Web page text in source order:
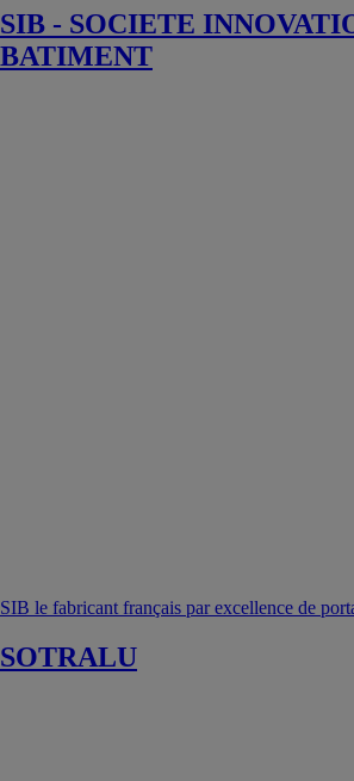
SIB - SOCIETE
BATIMENT
SIB le fabricant français par excellence de
SOTRALU